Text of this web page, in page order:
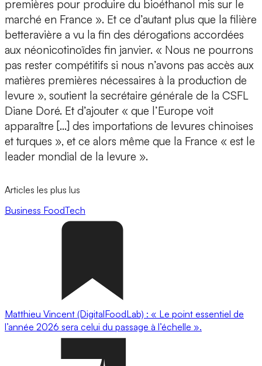
premières pour produire du bioéthanol mis sur le
marché en France ». Et ce d’autant plus que la filière
betteravière a vu la fin des dérogations accordées
aux néonicotinoïdes fin janvier. « Nous ne pourrons
pas rester compétitifs si nous n’avons pas accès aux
matières premières nécessaires à la production de
levure », soutient la secrétaire générale de la CSFL
Diane Doré. Et d’ajouter « que l’Europe voit
apparaître […] des importations de levures chinoises
et turques », et ce alors même que la France « est le
leader mondial de la levure ».
Articles les plus lus
Business FoodTech
Matthieu Vincent (DigitalFoodLab) : « Le point essentiel de
l’année 2026 sera celui du passage à l’échelle ».